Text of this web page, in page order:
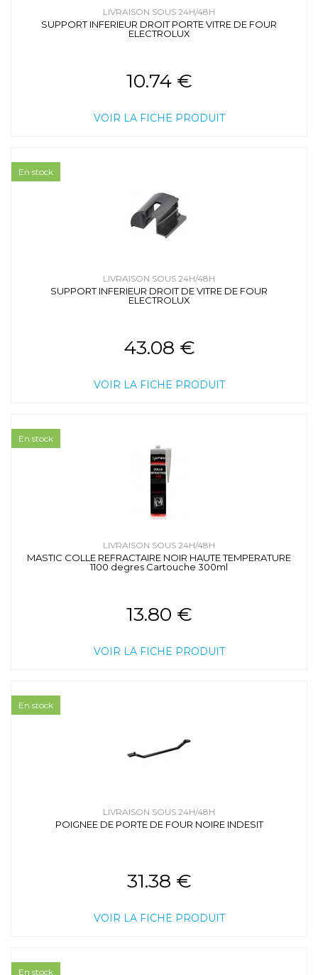
LIVRAISON SOUS 24H/48H
SUPPORT INFERIEUR DROIT PORTE VITRE DE FOUR
ELECTROLUX
10.74 €
VOIR LA FICHE PRODUIT
LIVRAISON SOUS 24H/48H
SUPPORT INFERIEUR DROIT DE VITRE DE FOUR
ELECTROLUX
43.08 €
VOIR LA FICHE PRODUIT
En stock
LIVRAISON SOUS 24H/48H
MASTIC COLLE REFRACTAIRE NOIR HAUTE TEMPERATURE
1100 degres Cartouche 300ml
13.80 €
VOIR LA FICHE PRODUIT
En stock
LIVRAISON SOUS 24H/48H
POIGNEE DE PORTE DE FOUR NOIRE INDESIT
31.38 €
VOIR LA FICHE PRODUIT
En stock
En stock